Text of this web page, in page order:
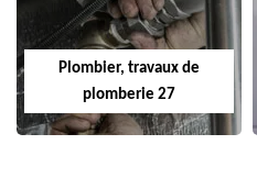
Plombier, travaux de
plomberie 27